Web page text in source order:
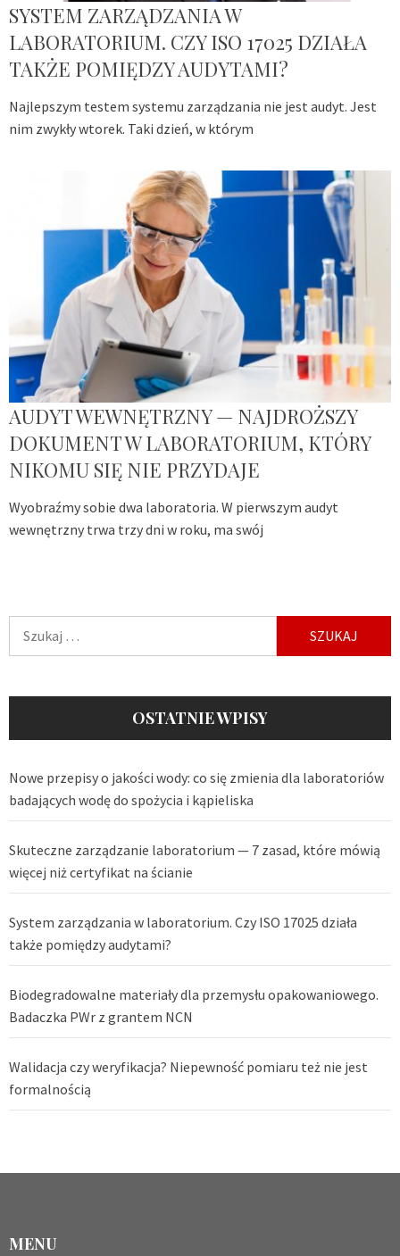
SYSTEM ZARZĄDZANIA W
LABORATORIUM. CZY ISO 17025 DZIAŁA
TAKŻE POMIĘDZY AUDYTAMI?
Najlepszym testem systemu zarządzania nie jest audyt. Jest
nim zwykły wtorek. Taki dzień, w którym
AUDYT WEWNĘTRZNY — NAJDROŻSZY
DOKUMENT W LABORATORIUM, KTÓRY
NIKOMU SIĘ NIE PRZYDAJE
Wyobraźmy sobie dwa laboratoria. W pierwszym audyt
wewnętrzny trwa trzy dni w roku, ma swój
OSTATNIE WPISY
Nowe przepisy o jakości wody: co się zmienia dla laboratoriów
badających wodę do spożycia i kąpieliska
Skuteczne zarządzanie laboratorium — 7 zasad, które mówią
więcej niż certyfikat na ścianie
System zarządzania w laboratorium. Czy ISO 17025 działa
także pomiędzy audytami?
Biodegradowalne materiały dla przemysłu opakowaniowego.
Badaczka PWr z grantem NCN
Walidacja czy weryfikacja? Niepewność pomiaru też nie jest
formalnością
MENU